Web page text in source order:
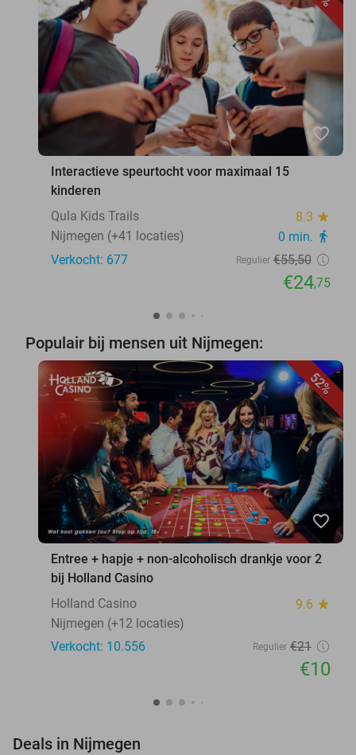
favorite_border
Interactieve speurtocht voor maximaal 15
kinderen
Qula Kids Trails
8.3 star
Nijmegen (+41 locaties) 0 min. directions_walk
Verkocht: 677 Regulier €55,50
€24,75
Populair bij mensen uit Nijmegen:
52%
favorite_border
Entree + hapje + non-alcoholisch drankje voor 2
bij Holland Casino
Holland Casino
9.6 star
Nijmegen (+12 locaties)
Verkocht: 10.556
Regulier €21
€10
Deals in Nijmegen